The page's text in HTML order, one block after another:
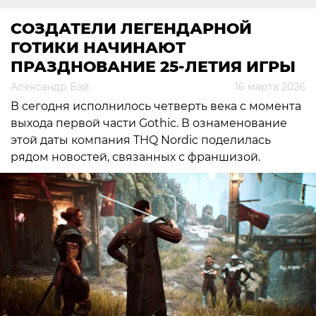
СОЗДАТЕЛИ ЛЕГЕНДАРНОЙ
ГОТИКИ НАЧИНАЮТ
ПРАЗДНОВАНИЕ 25-ЛЕТИЯ ИГРЫ
Александр Бэй 16 марта 2026
В сегодня исполнилось четверть века с момента
выхода первой части Gothic. В ознаменование
этой даты компания THQ Nordic поделилась
рядом новостей, связанных с франшизой.